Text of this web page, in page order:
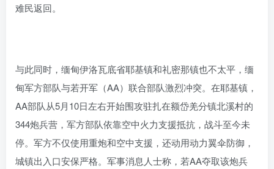
难民返回。
与此同时，缅甸伊洛瓦底省耶基镇和礼密那镇也不太平，缅
甸军方部队与若开军（AA）联合部队激烈冲突。在耶基镇，
AA部队从5月10日左右开始围攻驻扎在额岱羌分镇北溪村的
344炮兵营，军方部队依靠空中火力支援抵抗，战斗至今未
停。军方不仅使用重炮和空中支援，还动用动力翼伞防御，
城镇出入口安保严格。军事消息人士称，若AA夺取该炮兵